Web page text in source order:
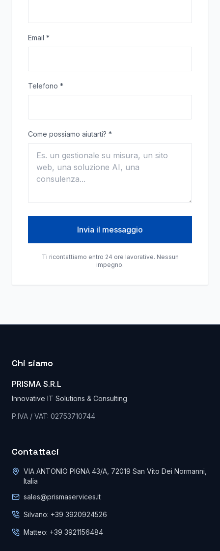
Email *
Telefono *
Come possiamo aiutarti? *
Invia il messaggio
Ti ricontattiamo entro 24 ore lavorative. Nessun
impegno.
Chi siamo
PRISMA S.R.L
Innovative IT Solutions & Consulting
P.IVA / VAT: 02753710744
Contattaci
VIA ANTONIO PIGNA 43/A, 72019 San Vito Dei Normanni,
Italia
sales@prismaservices.it
Silvano: +39 3920924526
Matteo: +39 3921156484